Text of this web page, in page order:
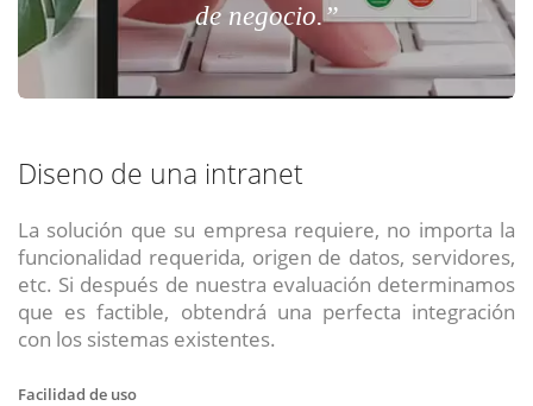
de negocio.”
Diseno de una intranet
La solución que su empresa requiere, no importa la
funcionalidad requerida, origen de datos, servidores,
etc. Si después de nuestra evaluación determinamos
que es factible, obtendrá una perfecta integración
con los sistemas existentes.
Facilidad de uso